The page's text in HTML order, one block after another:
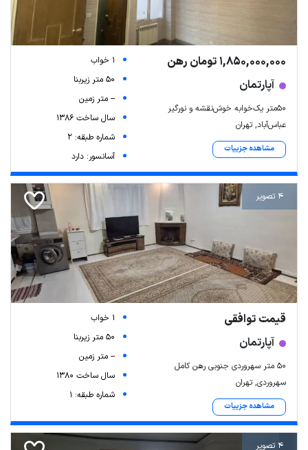
1,850,000,000 تومان رهن
آپارتمان
۵۰متر یک‌خوابه خوش‌نقشه و نورگیر
عباس‌آباد, تهران
مشاهده جزییات
1 خواب
50 متر زیربنا
-- متر زمین
سال ساخت 1386
شماره طبقه: 2
آسانسور: دارد
4 تصویر
قیمت توافقی
آپارتمان
۵۰ متر سهروردی جنوبی رهن کامل
سهروردی, تهران
مشاهده جزییات
1 خواب
50 متر زیربنا
-- متر زمین
سال ساخت 1380
شماره طبقه: 1
4 تصویر